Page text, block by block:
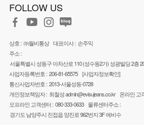
FOLLOW US
상호 : ㈜월비통상 대표이사 : 손주익
주소 :
서울특별시 성동구 아차산로 110 (성수동2가) 성광빌딩 2층
사업자등록번호 : 206-81-65575 [사업자정보확인]
통신사업자번호 : 2013-서울성동-0728
개인정보책임자 : 최철성admin@evisujeans.co.kr 온라인 고
오프라인 고객센터 : 080-333-0633 물류센터주소 :
경기도 남양주시 진접읍 양진로 962번지 3F 에비수